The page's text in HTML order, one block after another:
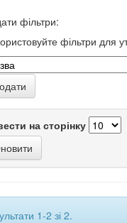
фільтри:
фільтри для
на сторінку
1-2 зі 2.